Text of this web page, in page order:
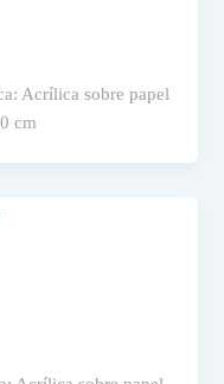
Acrílica sobre papel
cm